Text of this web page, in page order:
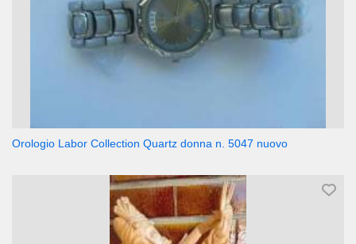
Orologio Labor Collection Quartz donna n. 5047 nuovo